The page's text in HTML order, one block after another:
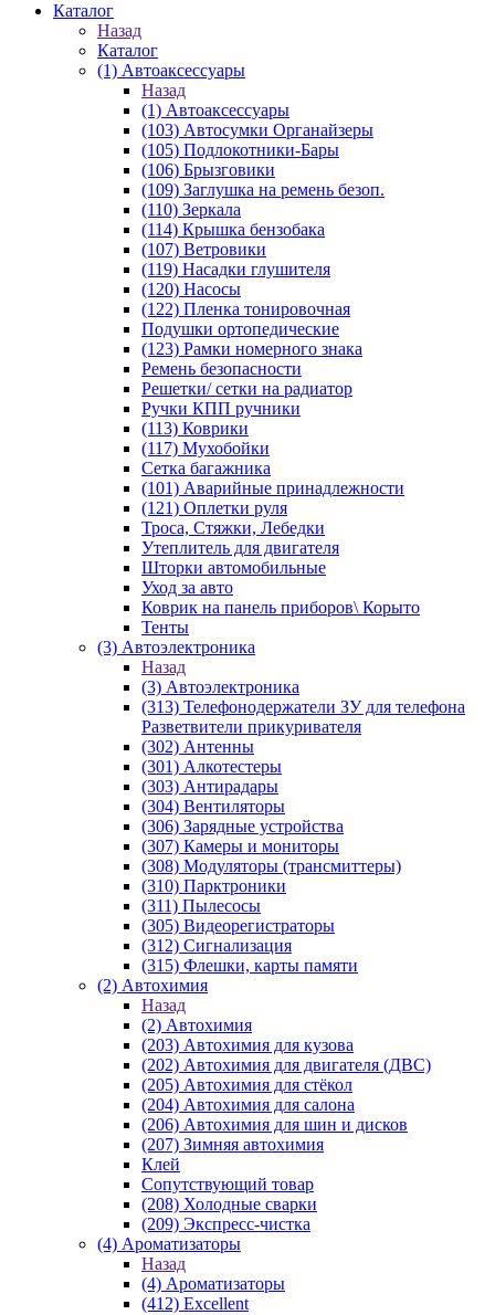
Каталог
Назад
Каталог
(1) Автоаксессуары
Назад
(1) Автоаксессуары
(103) Автосумки Органайзеры
(105) Подлокотники-Бары
(106) Брызговики
(109) Заглушка на ремень безоп.
(110) Зеркала
(114) Крышка бензобака
(107) Ветровики
(119) Насадки глушителя
(120) Насосы
(122) Пленка тонировочная
Подушки ортопедические
(123) Рамки номерного знака
Ремень безопасности
Решетки/ сетки на радиатор
Ручки КПП ручники
(113) Коврики
(117) Мухобойки
Сетка багажника
(101) Аварийные принадлежности
(121) Оплетки руля
Троса, Стяжки, Лебедки
Утеплитель для двигателя
Шторки автомобильные
Уход за авто
Коврик на панель приборов\ Корыто
Тенты
(3) Автоэлектроника
Назад
(3) Автоэлектроника
(313) Телефонодержатели ЗУ для телефона
Разветвители прикуривателя
(302) Антенны
(301) Алкотестеры
(303) Антирадары
(304) Вентиляторы
(306) Зарядные устройства
(307) Камеры и мониторы
(308) Модуляторы (трансмиттеры)
(310) Парктроники
(311) Пылесосы
(305) Видеорегистраторы
(312) Сигнализация
(315) Флешки, карты памяти
(2) Автохимия
Назад
(2) Автохимия
(203) Автохимия для кузова
(202) Автохимия для двигателя (ДВС)
(205) Автохимия для стёкол
(204) Автохимия для салона
(206) Автохимия для шин и дисков
(207) Зимняя автохимия
Клей
Сопутствующий товар
(208) Холодные сварки
(209) Экспреcс-чистка
(4) Ароматизаторы
Назад
(4) Ароматизаторы
(412) Excellent